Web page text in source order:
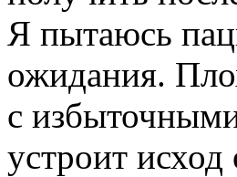
Я пытаюсь
ожидания.
с
устроит